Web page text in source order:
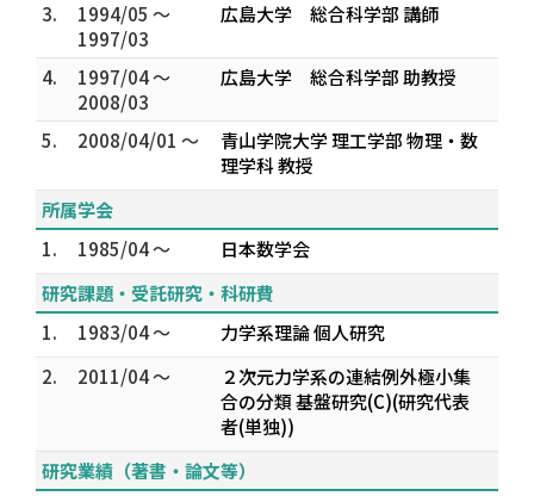
3.
1994/05 ～
1997/03
広島大学 総合科学部 講師
4.
1997/04 ～
2008/03
広島大学 総合科学部 助教授
5. 2008/04/01 ～
青山学院大学 理工学部 物理・数
理学科 教授
所属学会
1.
1985/04 ～
日本数学会
研究課題・受託研究・科研費
1.
1983/04 ～
力学系理論 個人研究
2.
2011/04 ～
２次元力学系の連結例外極小集
合の分類 基盤研究(C)(研究代表
者(単独))
研究業績（著書・論文等）